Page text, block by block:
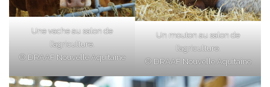
Une vache au salon de
l’agriculture.
© DRAAF Nouvelle Aquitaine
Un mouton au salon de
l’agriculture.
© DRAAF Nouvelle Aquitaine